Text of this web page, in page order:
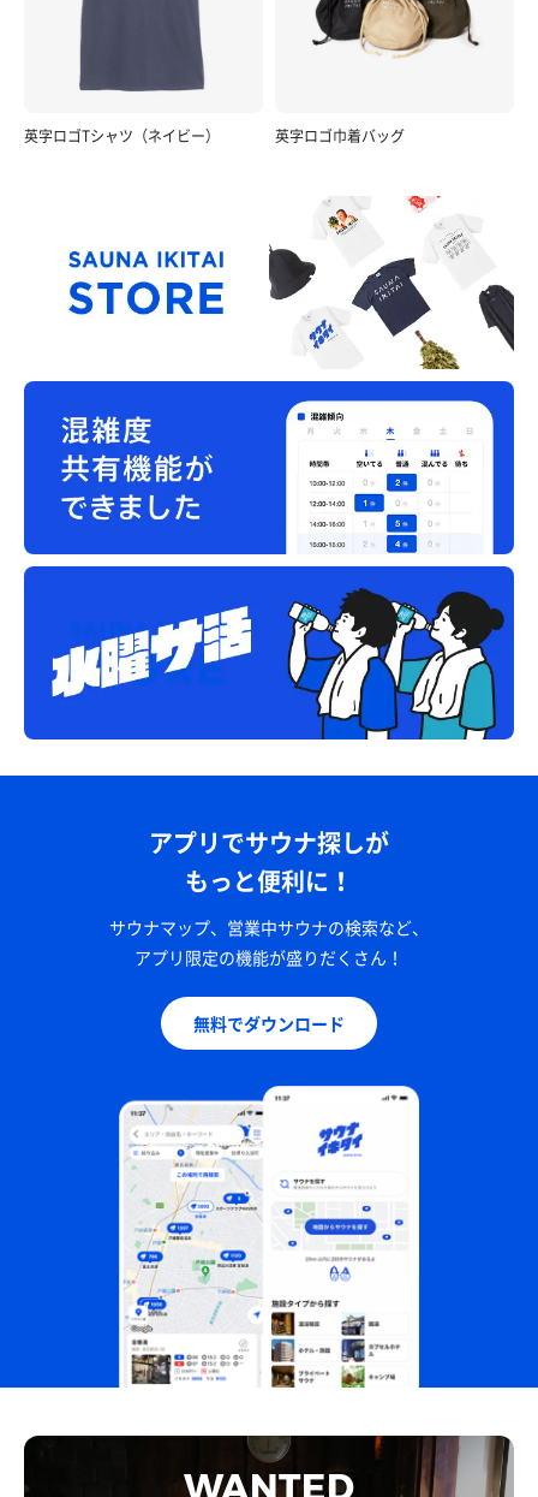
英字ロゴTシャツ（ネイビー） 英字ロゴ巾着バッグ
アプリでサウナ探しが
もっと便利に！
サウナマップ、営業中サウナの検索など、
アプリ限定の機能が盛りだくさん！
無料でダウンロード
WANTED